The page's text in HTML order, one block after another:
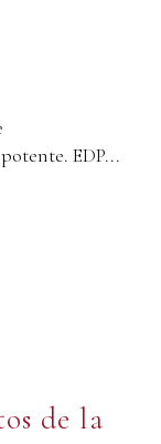
EDP...
de la